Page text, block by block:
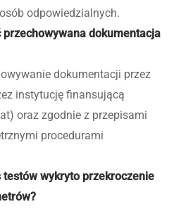
odpowiedzialnych.
przechowywana dokumentacja
dokumentacji przez
instytucję finansującą
oraz zgodnie z przepisami
procedurami
testów wykryto przekroczenie